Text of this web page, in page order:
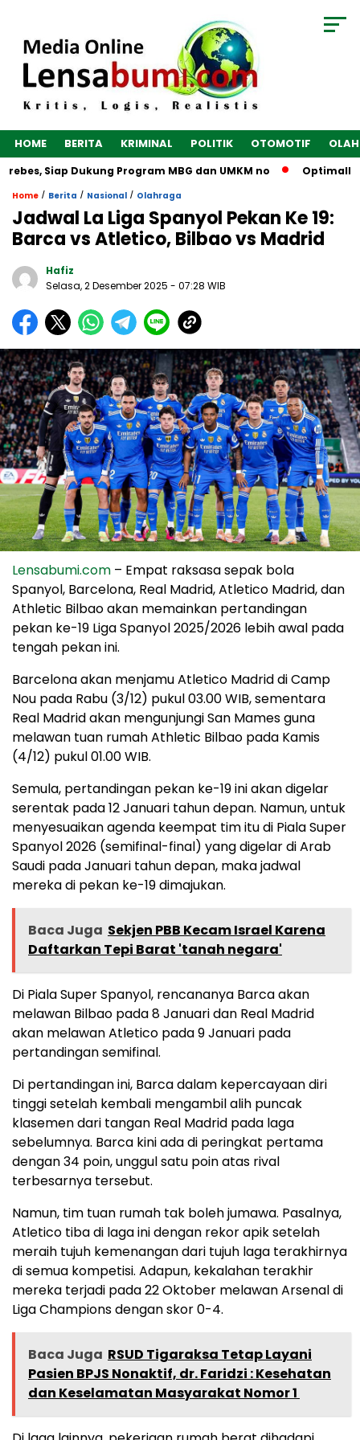
HOME BERITA KRIMINAL POLITIK OTOMOTIF
Siap Dukung Program MBG dan UMKM no Optimalkan
Home / Berita / Nasional / Olahraga
Jadwal La Liga Spanyol Pekan Ke 19:
Barca vs Atletico, Bilbao vs Madrid
Hafiz
Selasa, 2 Desember 2025 - 07:28 WIB
Lensabumi.com – Empat raksasa sepak bola
Spanyol, Barcelona, Real Madrid, Atletico Madrid, dan
Athletic Bilbao akan memainkan pertandingan
pekan ke-19 Liga Spanyol 2025/2026 lebih awal pada
tengah pekan ini.
Barcelona akan menjamu Atletico Madrid di Camp
Nou pada Rabu (3/12) pukul 03.00 WIB, sementara
Real Madrid akan mengunjungi San Mames guna
melawan tuan rumah Athletic Bilbao pada Kamis
(4/12) pukul 01.00 WIB.
Semula, pertandingan pekan ke-19 ini akan digelar
serentak pada 12 Januari tahun depan. Namun, untuk
menyesuaikan agenda keempat tim itu di Piala Super
Spanyol 2026 (semifinal-final) yang digelar di Arab
Saudi pada Januari tahun depan, maka jadwal
mereka di pekan ke-19 dimajukan.
Baca Juga Sekjen PBB Kecam Israel Karena
Daftarkan Tepi Barat 'tanah negara'
Di Piala Super Spanyol, rencananya Barca akan
melawan Bilbao pada 8 Januari dan Real Madrid
akan melawan Atletico pada 9 Januari pada
pertandingan semifinal.
Di pertandingan ini, Barca dalam kepercayaan diri
tinggi setelah kembali mengambil alih puncak
klasemen dari tangan Real Madrid pada laga
sebelumnya. Barca kini ada di peringkat pertama
dengan 34 poin, unggul satu poin atas rival
terbesarnya tersebut.
Namun, tim tuan rumah tak boleh jumawa. Pasalnya,
Atletico tiba di laga ini dengan rekor apik setelah
meraih tujuh kemenangan dari tujuh laga terakhirnya
di semua kompetisi. Adapun, kekalahan terakhir
mereka terjadi pada 22 Oktober melawan Arsenal di
Liga Champions dengan skor 0-4.
Baca Juga RSUD Tigaraksa Tetap Layani
Pasien BPJS Nonaktif, dr. Faridzi : Kesehatan
dan Keselamatan Masyarakat Nomor 1 ‎